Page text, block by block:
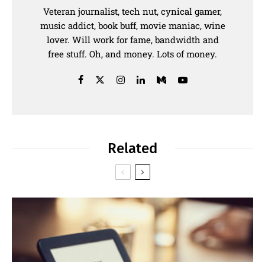
Veteran journalist, tech nut, cynical gamer,
music addict, book buff, movie maniac, wine
lover. Will work for fame, bandwidth and
free stuff. Oh, and money. Lots of money.
Related